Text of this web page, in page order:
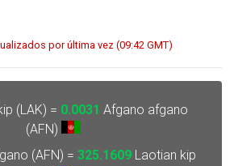
por última vez (09:42 GMT)
(LAK) = 0.0031 Afgano afgano
(AFN)
(AFN) = 325.1609 Laotian kip